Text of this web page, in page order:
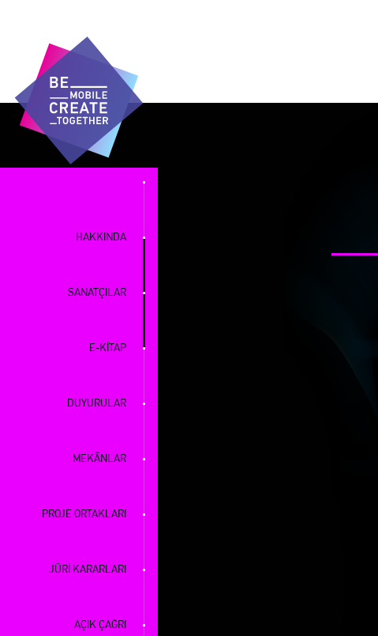
HAKKINDA
SANATÇILAR
E-KİTAP
DUYURULAR
MEKÂNLAR
PROJE ORTAKLARI
JÜRİ KARARLARI
AÇIK ÇAĞRI